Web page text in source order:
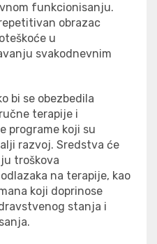
funkcionisanju.
obrazac
u
svakodnevnim
bi se obezbedila
terapije i
programe koji su
razvoj. Sredstva će
troškova
na terapije, kao
koji doprinose
stanja i